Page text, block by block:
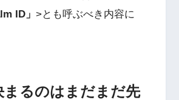
ID」 >とも呼ぶべき内容に
まるのはまだまだ先